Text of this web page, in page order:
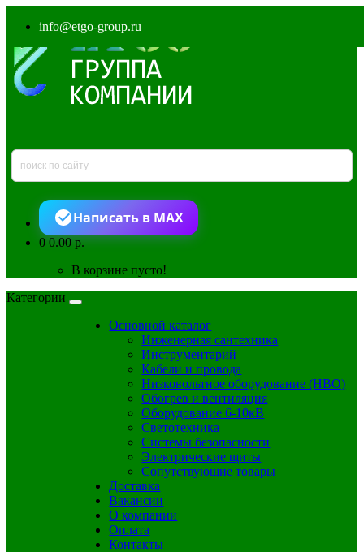
info@etgo-group.ru
Написать в MAX
00.00 р.
В корзине пусто!
Категории
Основной каталог
Инженерная сантехника
Инструментарий
Кабели и провода
Низковольтное оборудование (НВО)
Обогрев и вентиляция
Оборудование 6-10кВ
Светотехника
Системы безопасности
Электрические щиты
Сопутствующие товары
Доставка
Вакансии
О компании
Оплата
Контакты